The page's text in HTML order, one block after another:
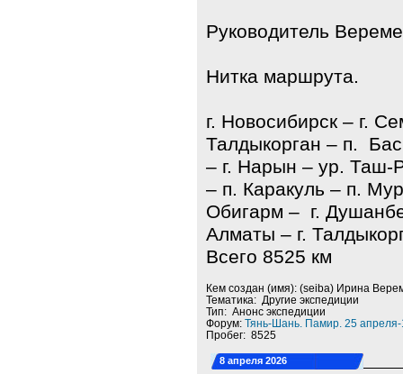
Руководитель
Нитка маршрута.
г. Новосибирск – г.
Талдыкорган – п.
– г. Нарын – ур. Таш-
– п. Каракуль – п.
Обигарм – г.
Алматы – г.
Всего 8525 км
Кем создан (имя): (seiba) Ирина
Тематика: Другие экспедиции
Тип: Анонс экспедиции
Форум: Тянь-Шань. Памир. 25
Пробег: 8525
8 апреля 2026